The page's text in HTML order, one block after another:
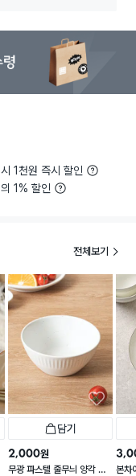
1천원 즉시 할인
1% 할인
전체보기
담기
2,000원
무광 파스텔 줄무늬 양각 대
본차